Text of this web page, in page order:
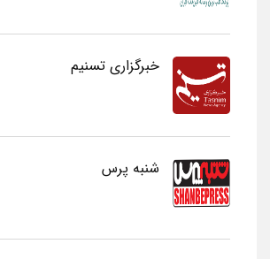
خبرگزاری تسنیم
شنبه پرس